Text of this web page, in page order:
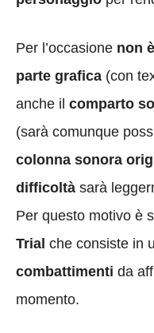
Per l’occasione non
parte grafica (con
anche il comparto
(sarà comunque
colonna sonora
difficoltà sarà
Per questo motivo è
Trial che consiste in
combattimenti da
momento.